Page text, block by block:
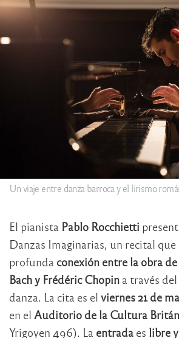
Un viaje entre danza barroca y el lirismo
El pianista Pablo Rocchietti
Danzas Imaginarias, un recital que
profunda conexión entre la obra
Bach y Frédéric Chopin a través
danza. La cita es el viernes 21 de
en el Auditorio de la Cultura
Yrigoyen 496). La entrada es libre